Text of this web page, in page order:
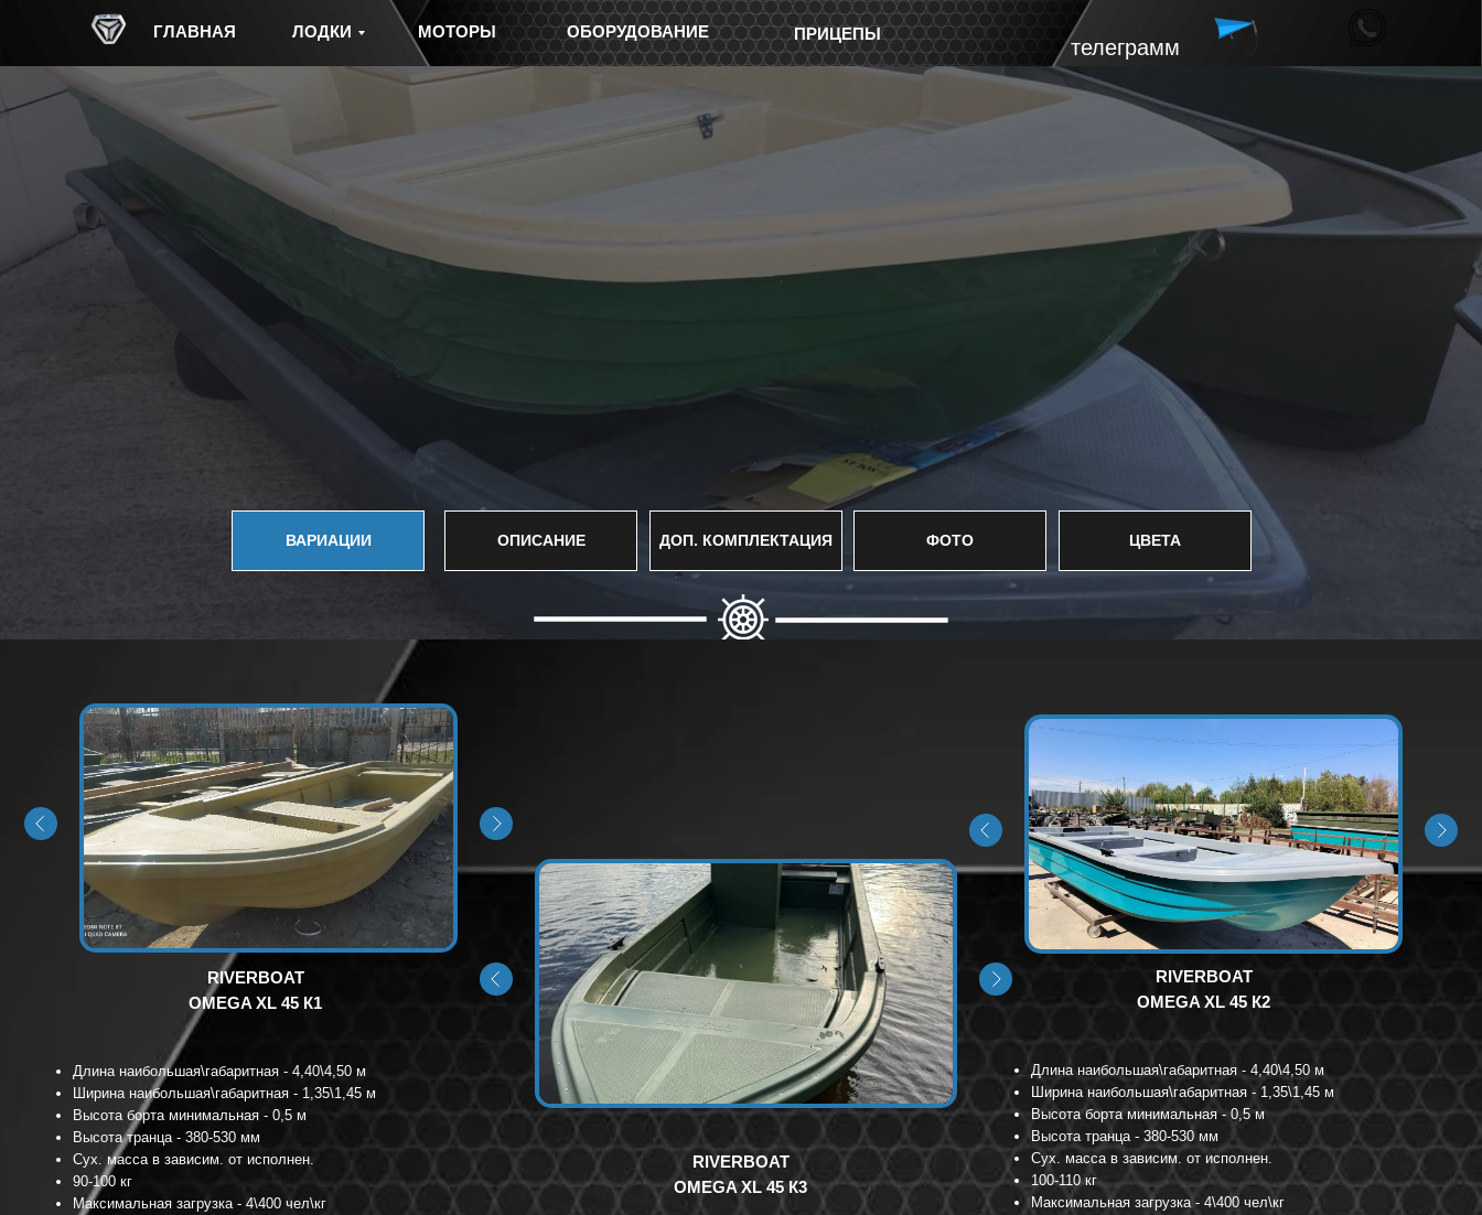
ГЛАВНАЯ ЛОДКИ МОТОРЫ ОБОРУДОВАНИЕ
телеграмм
ПРИЦЕПЫ
ДОП. КОМПЛЕКТАЦИЯ ФОТО ЦВЕТА
ОПИСАНИЕ
ВАРИАЦИИ
RIVERBOAT
OMEGA XL 45 К1
Длина наибольшая\габаритная - 4,40\4,50 м
Ширина наибольшая\габаритная - 1,35\1,45 м
Высота борта минимальная - 0,5 м
Высота транца - 380-530 мм
Сух. масса в зависим. от исполнен.
90-100 кг
Максимальная загрузка - 4\400 чел\кг
RIVERBOAT
OMEGA XL 45 К3
Длина наибольшая\габаритная - 4,40\4,50 м
Ширина наибольшая\габаритная - 1,35\1,45 м
Высота борта минимальная - 0,5 м
Высота транца - 380-530 мм
Сух. масса в зависим. от исполнен.
100-110 кг
Максимальная загрузка - 4\400 чел\кг
RIVERBOAT
OMEGA XL 45 К2